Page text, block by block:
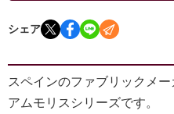
シェア
スペインのファブリックメ
アムモリスシリーズです。